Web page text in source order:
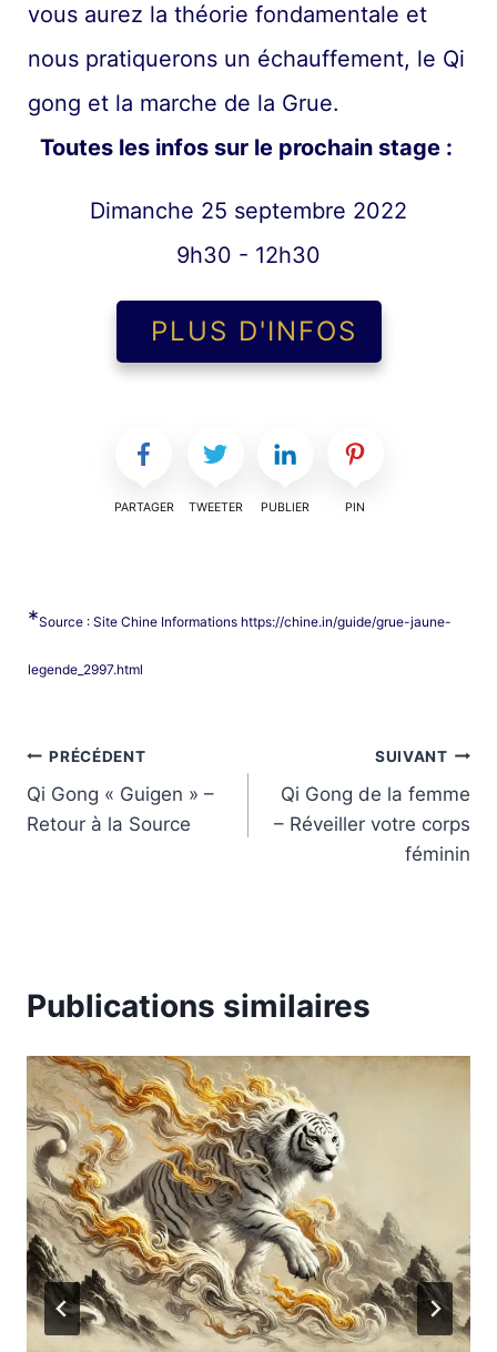
vous aurez la théorie fondamentale et
nous pratiquerons un échauffement, le Qi
gong et la marche de la Grue.
Toutes les infos sur le prochain stage :
Dimanche 25 septembre 2022
9h30 - 12h30
PLUS D'INFOS
PARTAGER TWEETER PUBLIER PIN
*Source : Site Chine Informations https://chine.in/guide/grue-jaune-
legende_2997.html
Navigation
de
PRÉCÉDENT
Qi Gong « Guigen » –
Retour à la Source
SUIVANT
Qi Gong de la femme
– Réveiller votre corps
féminin
Publications similaires